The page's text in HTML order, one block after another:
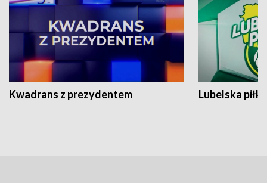
Kwadrans z prezydentem Lubelska piłka